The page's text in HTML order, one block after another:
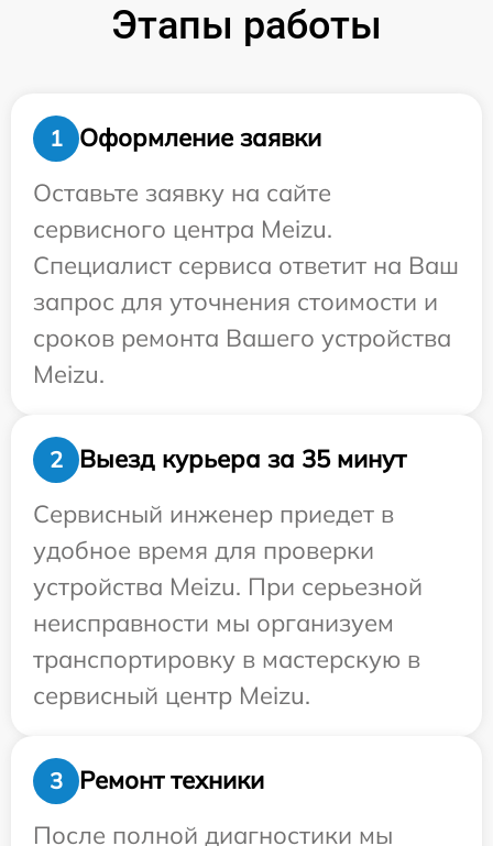
Этапы работы
1
Оформление заявки
Оставьте заявку на сайте
сервисного центра Meizu.
Специалист сервиса ответит на Ваш
запрос для уточнения стоимости и
сроков ремонта Вашего устройства
Meizu.
2
Выезд курьера за 35 минут
Сервисный инженер приедет в
удобное время для проверки
устройства Meizu. При серьезной
неисправности мы организуем
транспортировку в мастерскую в
сервисный центр Meizu.
3
Ремонт техники
После полной диагностики мы